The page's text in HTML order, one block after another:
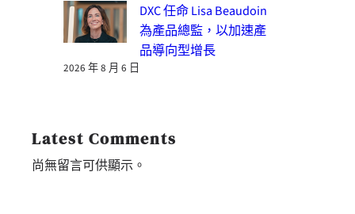
DXC 任命 Lisa Beaudoin
為產品總監，以加速產
品導向型增長
2026 年 8 月 6 日
Latest Comments
尚無留言可供顯示。